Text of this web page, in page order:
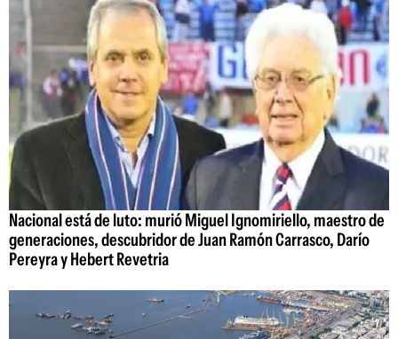
Nacional está de luto: murió Miguel Ignomiriello, maestro de
generaciones, descubridor de Juan Ramón Carrasco, Darío
Pereyra y Hebert Revetria